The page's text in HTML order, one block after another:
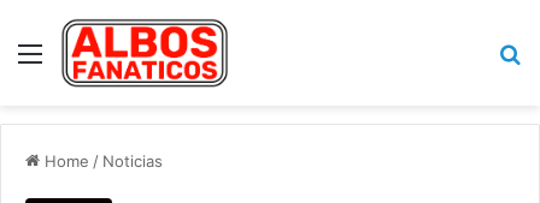
Menu
Home / Noticias